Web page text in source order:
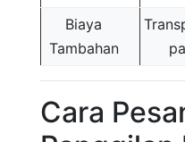
Biaya
Tambahan
Cara